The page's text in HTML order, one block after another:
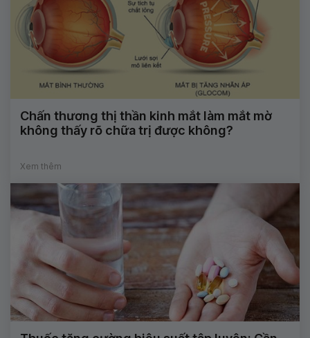
Chấn thương thị thần kinh mắt làm mắt mờ
không thấy rõ chữa trị được không?
Xem thêm